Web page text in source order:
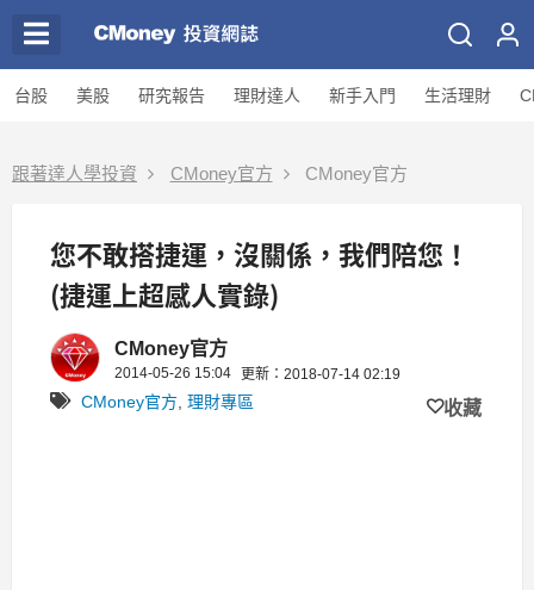
台股 美股 研究報告 理財達人 新手入門 生活理財
跟著達人學投資 CMoney官方 CMoney官方
您不敢搭捷運，沒關係，我們陪您！
(捷運上超感人實錄)
CMoney官方
2014-05-26 15:04 更新：2018-07-14 02:19
CMoney官方 理財專區 收藏